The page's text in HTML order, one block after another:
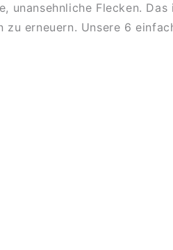
unansehnliche Flecken. Das
erneuern. Unsere 6